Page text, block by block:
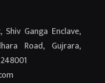
Ganga Enclave,
Road, Gujrara,